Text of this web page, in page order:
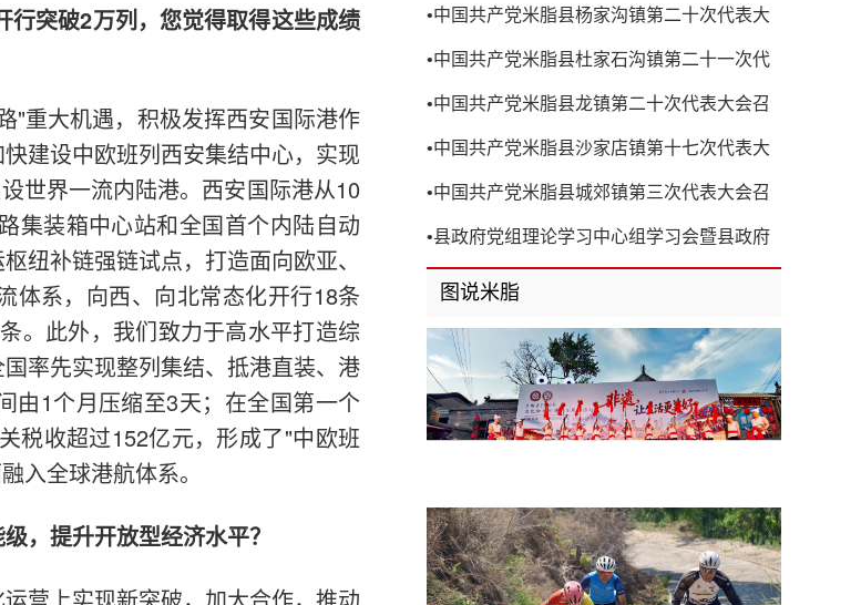
突破2万列，您觉得取得这些成绩
"重大机遇，积极发挥西安国际港作
建设中欧班列西安集结中心，实现
世界一流内陆港。西安国际港从10
集装箱中心站和全国首个内陆自动
纽补链强链试点，打造面向欧亚、
体系，向西、向北常态化开行18条
。此外，我们致力于高水平打造综
率先实现整列集结、抵港直装、港
由1个月压缩至3天；在全国第一个
税收超过152亿元，形成了"中欧班
入全球港航体系。
，提升开放型经济水平？
营上实现新突破，加大合作，推动
•中国共产党米脂县杨家沟镇第二十次代表大
•中国共产党米脂县杜家石沟镇第二十一次代
•中国共产党米脂县龙镇第二十次代表大会召
•中国共产党米脂县沙家店镇第十七次代表大
•中国共产党米脂县城郊镇第三次代表大会召
•县政府党组理论学习中心组学习会暨县政府
第8次党组（扩大）会议召开
图说米脂